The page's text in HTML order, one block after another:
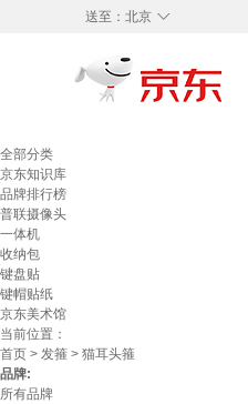
◇
送至： 北京
全部分类
京东知识库
品牌排行榜
普联摄像头
一体机
收纳包
键盘贴
键帽贴纸
京东美术馆
当前位置：
首页 > 发箍 > 猫耳头箍
品牌:
所有品牌